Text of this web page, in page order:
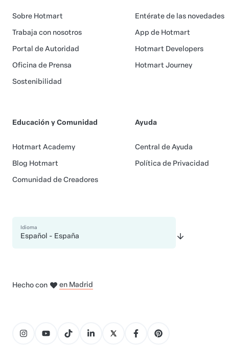
Sobre Hotmart
Trabaja con nosotros
Portal de Autoridad
Oficina de Prensa
Sostenibilidad
Entérate de las novedades
App de Hotmart
Hotmart Developers
Hotmart Journey
Educación y Comunidad
Hotmart Academy
Blog Hotmart
Comunidad de Creadores
Ayuda
Central de Ayuda
Política de Privacidad
Idioma
Español - España
Hecho con en Ámsterdam